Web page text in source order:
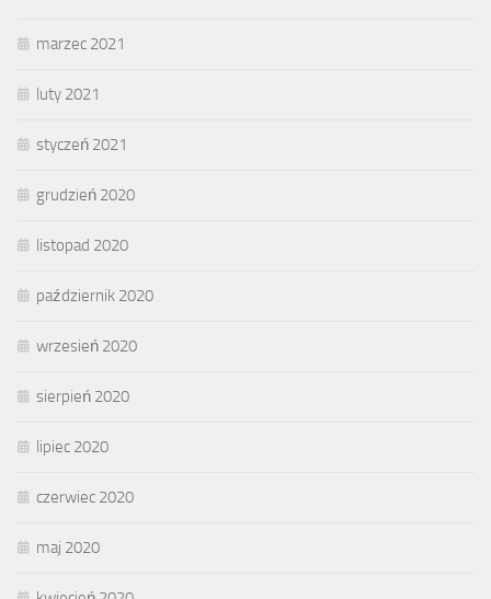
marzec 2021
luty 2021
styczeń 2021
grudzień 2020
listopad 2020
październik 2020
wrzesień 2020
sierpień 2020
lipiec 2020
czerwiec 2020
maj 2020